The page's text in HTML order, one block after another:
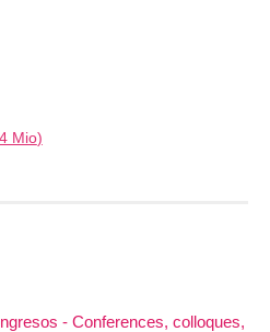
4 Mio)
- Conferences, colloques,